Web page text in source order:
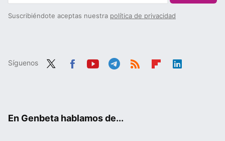
Suscribiéndote aceptas nuestra política de privacidad
Síguenos
En Genbeta hablamos de...